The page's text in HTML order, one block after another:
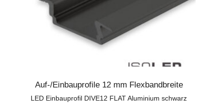
Auf-/Einbauprofile 12 mm Flexbandbreite
LED Einbauprofil DIVE12 FLAT Aluminium schwarz